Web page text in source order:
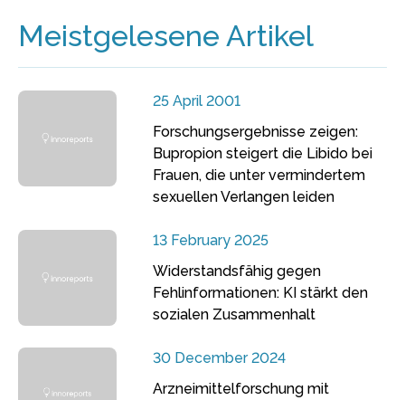
Meistgelesene Artikel
25 April 2001
Forschungsergebnisse zeigen:
Bupropion steigert die Libido bei
Frauen, die unter vermindertem
sexuellen Verlangen leiden
13 February 2025
Widerstandsfähig gegen
Fehlinformationen: KI stärkt den
sozialen Zusammenhalt
30 December 2024
Arzneimittelforschung mit